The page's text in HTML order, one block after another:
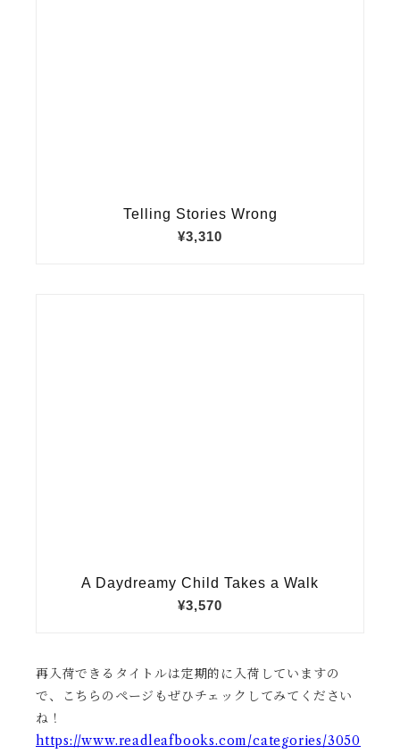
再入荷できるタイトルは定期的に入荷していますの
で、こちらのページもぜひチェックしてみてください
ね！
https://www.readleafbooks.com/categories/3050